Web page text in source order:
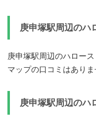
庚申塚駅周辺のハ
庚申塚駅周辺のハロー
マップの口コミはありま
庚申塚駅周辺のハ